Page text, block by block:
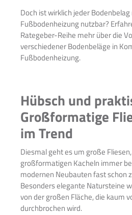
Doch ist wirklich jeder
Fußbodenheizung nutzbar?
Rategeber-Reihe mehr über die
verschiedener Bodenbeläge in
Fußbodenheizung.
Hübsch und
Großformatige
im Trend
Diesmal geht es um große
großformatigen Kacheln immer
modernen Neubauten fast schon
Besonders elegante Natursteine
von der großen Fläche, die kaum
durchbrochen wird.